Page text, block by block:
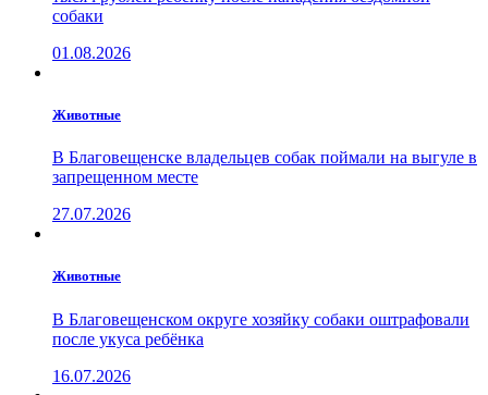
собаки
01.08.2026
Животные
В Благовещенске владельцев собак поймали на выгуле в
запрещенном месте
27.07.2026
Животные
В Благовещенском округе хозяйку собаки оштрафовали
после укуса ребёнка
16.07.2026